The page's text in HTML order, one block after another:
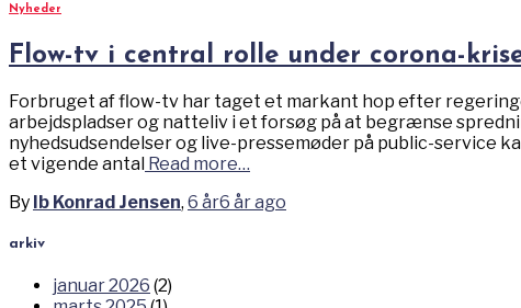
Nyheder
Flow-tv i central rolle under corona-
Forbruget af flow-tv har taget et markant hop efter
arbejdspladser og natteliv i et forsøg på at begrænse
nyhedsudsendelser og live-pressemøder på public-service
et vigende antal Read more…
By Ib Konrad Jensen, 6 år6 årago
arkiv
januar 2026 (2)